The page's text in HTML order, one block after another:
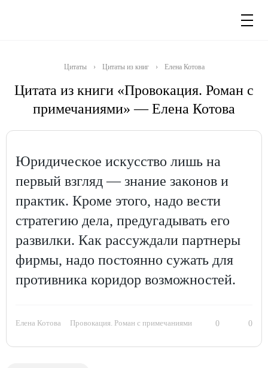
Цитаты › Цитаты из книг › Елена Котова
Цитата из книги «Провокация. Роман с
примечаниями» — Елена Котова
Юридическое искусство лишь на
первый взгляд — знание законов и
практик. Кроме этого, надо вести
стратегию дела, предугадывать его
развилки. Как рассуждали партнеры
фирмы, надо постоянно сужать для
противника коридор возможностей.
Елена Котова Провокация. Роман с примечаниями 0 0